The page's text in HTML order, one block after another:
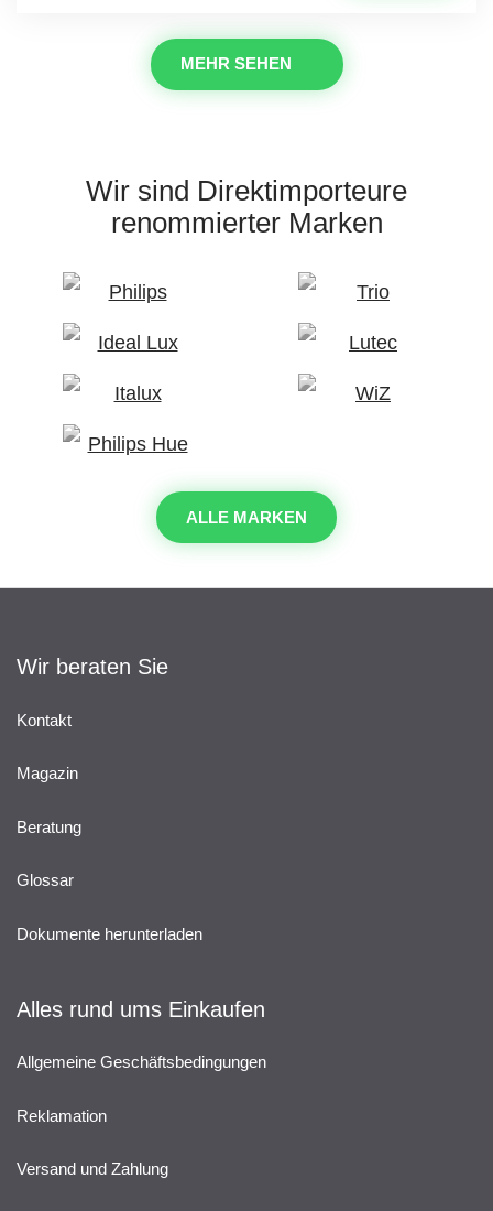
MEHR SEHEN
Wir sind Direktimporteure
renommierter Marken
ALLE MARKEN
Wir beraten Sie
Kontakt
Magazin
Beratung
Glossar
Dokumente herunterladen
Alles rund ums Einkaufen
Allgemeine Geschäftsbedingungen
Reklamation
Versand und Zahlung